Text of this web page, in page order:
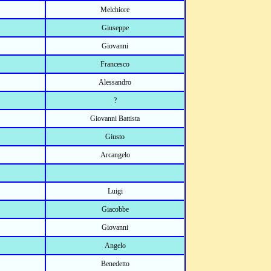
Melchiore
Giuseppe
Giovanni
Francesco
Alessandro
?
Giovanni Battista
Giusto
Arcangelo
Luigi
Giacobbe
Giovanni
Angelo
Benedetto